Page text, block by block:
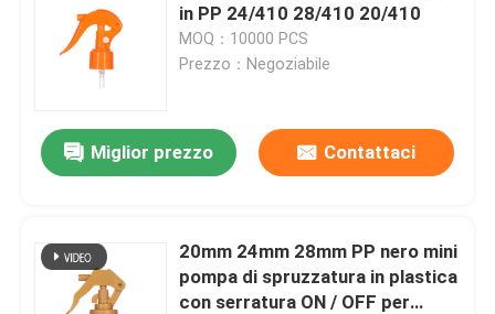
in PP 24/410 28/410 20/410
MOQ：10000 PCS
Prezzo：Negoziabile
Miglior prezzo Contattaci
20mm 24mm 28mm PP nero mini
pompa di spruzzatura in plastica
con serratura ON / OFF per